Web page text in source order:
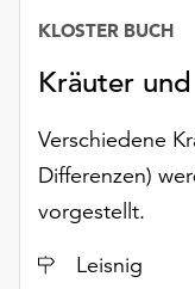
Kräuter
KLOSTER BUCH
Verschiedene
Differenzen)
vorgestellt.
Ort
Leisnig